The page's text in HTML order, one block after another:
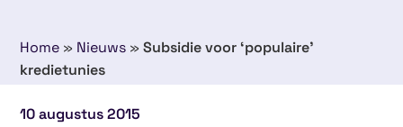
Home » Nieuws »Subsidie voor ‘populaire’
kredietunies
10 augustus 2015